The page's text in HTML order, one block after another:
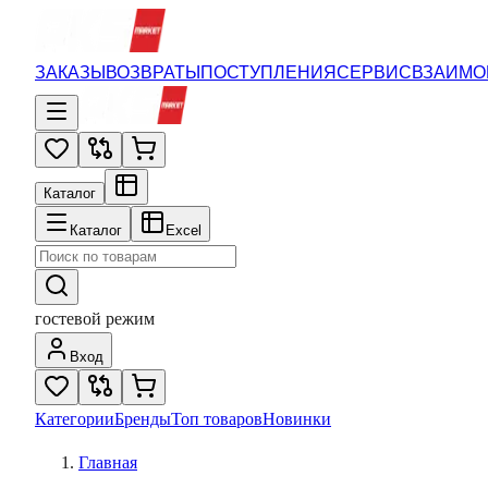
ЗАКАЗЫВОЗВРАТЫПОСТУПЛЕНИЯСЕРВИС
Каталог
Каталог Excel
гостевой режим
Вход
КатегорииБрендыТоп товаровНовинки
Главная